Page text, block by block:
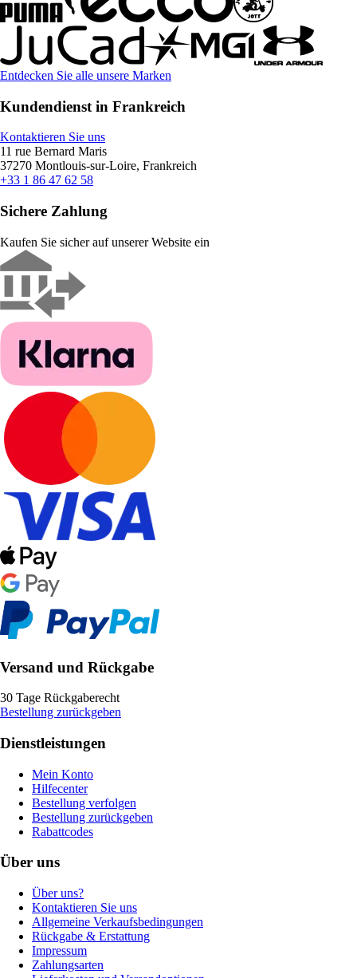
Entdecken Sie alle unsere Marken
Kundendienst in Frankreich
Kontaktieren Sie uns
11 rue Bernard Maris
37270 Montlouis-sur-Loire, Frankreich
+33 1 86 47 62 58
Sichere Zahlung
Kaufen Sie sicher auf unserer Website ein
Versand und Rückgabe
30 Tage Rückgaberecht
Bestellung zurückgeben
Dienstleistungen
Mein Konto
Hilfecenter
Bestellung verfolgen
Bestellung zurückgeben
Rabattcodes
Über uns
Über uns?
Kontaktieren Sie uns
Allgemeine Verkaufsbedingungen
Rückgabe & Erstattung
Impressum
Zahlungsarten